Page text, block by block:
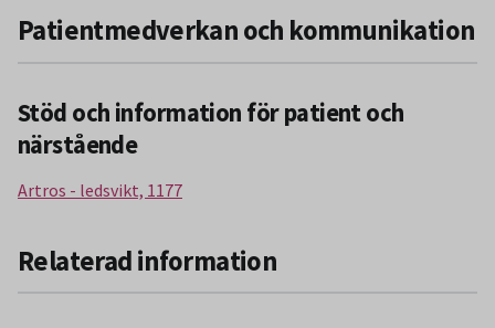
Patientmedverkan och kommunikation
Stöd och information för patient och
närstående
Artros - ledsvikt, 1177
Relaterad information